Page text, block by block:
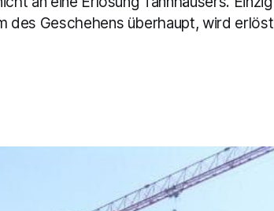
des Geschehens überhaupt, wird erlöst